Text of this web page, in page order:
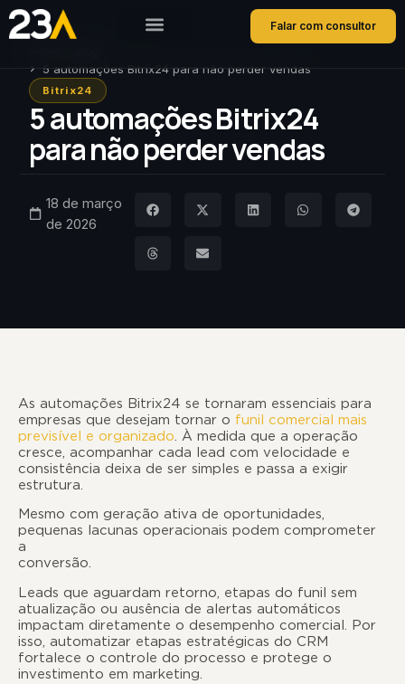
Falar com consultor
5 automações Bitrix24 para não perder vendas
Bitrix24
5 automações Bitrix24
para não perder vendas
18 de março
de 2026
As automações Bitrix24 se tornaram essenciais para
empresas que desejam tornar o funil comercial mais
previsível e organizado. À medida que a operação
cresce, acompanhar cada lead com velocidade e
consistência deixa de ser simples e passa a exigir
estrutura.
Mesmo com geração ativa de oportunidades,
pequenas lacunas operacionais podem comprometer
a
Leads que aguardam retorno, etapas do funil sem
atualização ou ausência de alertas automáticos
impactam diretamente o desempenho comercial. Por
isso, automatizar etapas estratégicas do CRM
fortalece o controle do processo e protege o
investimento em marketing.